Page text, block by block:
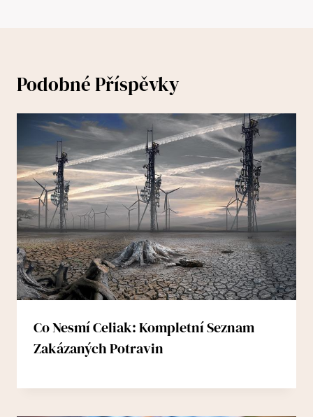
Podobné Příspěvky
Co Nesmí Celiak: Kompletní Seznam
Zakázaných Potravin